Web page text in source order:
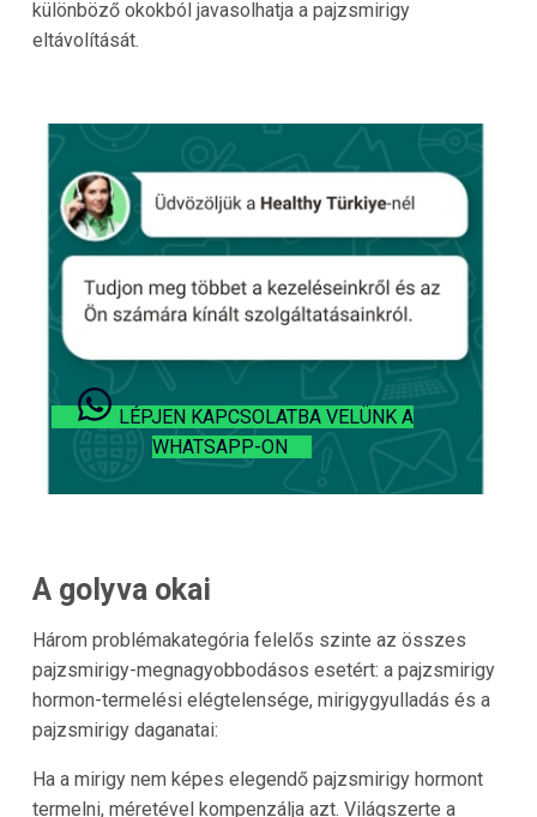
különböző okokból javasolhatja a pajzsmirigy
eltávolítását.
LÉPJEN KAPCSOLATBA VELÜNK A
WHATSAPP-ON
A golyva okai
Három problémakategória felelős szinte az összes
pajzsmirigy-megnagyobbodásos esetért: a pajzsmirigy
hormon-termelési elégtelensége, mirigygyulladás és a
pajzsmirigy daganatai:
Ha a mirigy nem képes elegendő pajzsmirigy hormont
termelni, méretével kompenzálja azt. Világszerte a